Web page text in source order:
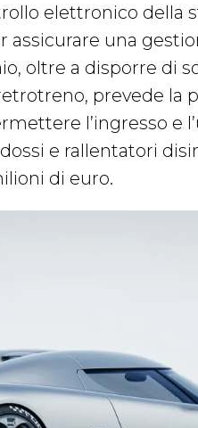
elettronico della
assicurare una
oltre a disporre di
prevede la
l’ingresso e
e rallentatori
di euro.